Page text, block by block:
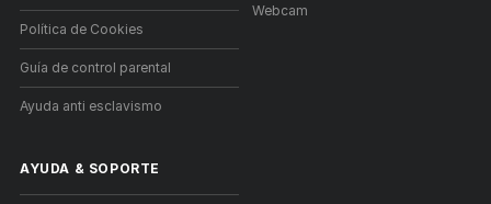
Política de Cookies
Guía de control parental
Ayuda anti esclavismo
Webcam
AYUDA & SOPORTE